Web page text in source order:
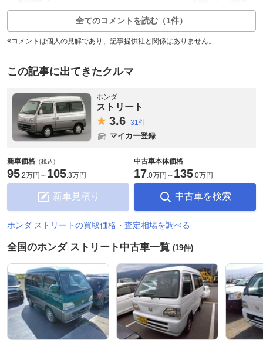
全てのコメントを読む（1件）
※コメントは個人の見解であり、記事提供社と関係はありません。
この記事に出てきたクルマ
ホンダ
ストリート
3.6 31件
マイカー登録
新車価格 （税込）
95.2万円 ～ 105.3万円
新車見積り
中古車本体価格
17.0万円 ～ 135.0万円
中古車を検索
ホンダ ストリートの買取価格・査定相場を調べる
全国のホンダ ストリート中古車一覧 (19件)